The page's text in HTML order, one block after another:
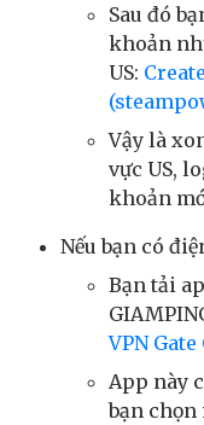
Sau đó
khoản
US:
Vậy là
vực US,
khoản
Nếu bạn có
Bạn tải
VPN
App này
bạn chọn